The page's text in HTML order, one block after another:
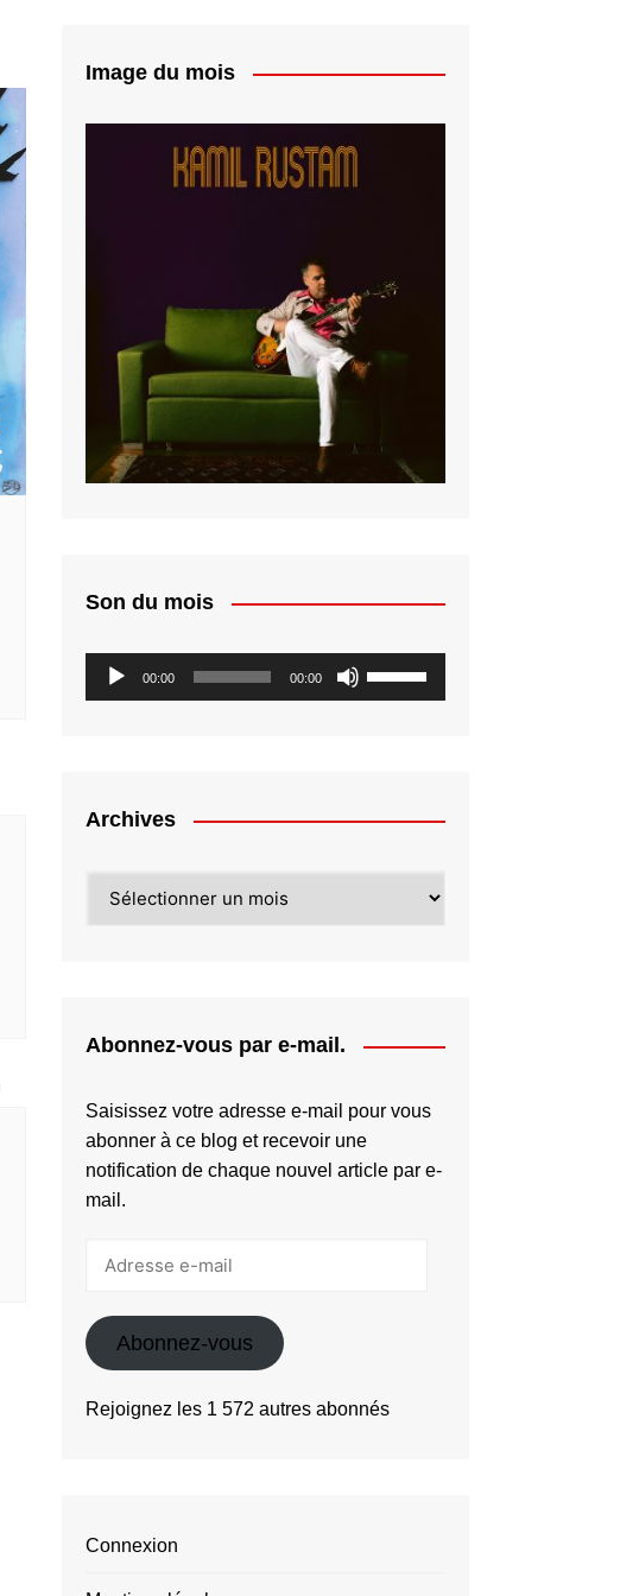
Image du mois
Son du mois
Lecteur
audio
00:00 00:00
les
diminuer
Archives
Abonnez-vous par e-mail.
Saisissez votre adresse e-mail pour vous
abonner à ce blog et recevoir une
notification de chaque nouvel article par e-
mail.
Abonnez-vous
Rejoignez les 1 572 autres abonnés
Connexion